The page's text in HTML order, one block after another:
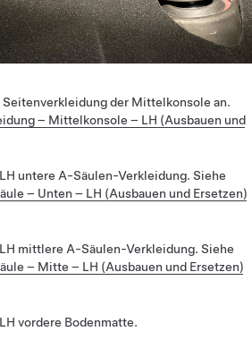
Seitenverkleidung der Mittelkonsole an.
– Mittelkonsole – LH (Ausbauen und
untere A-Säulen-Verkleidung. Siehe
– Unten – LH (Ausbauen und Ersetzen)
mittlere A-Säulen-Verkleidung. Siehe
– Mitte – LH (Ausbauen und Ersetzen)
vordere Bodenmatte.